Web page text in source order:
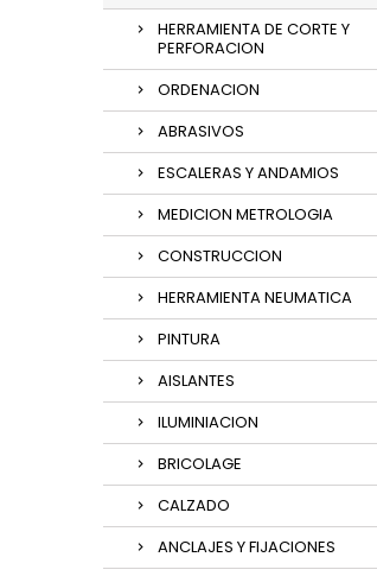
HERRAMIENTA DE CORTE Y
PERFORACION
ORDENACION
ABRASIVOS
ESCALERAS Y ANDAMIOS
MEDICION METROLOGIA
CONSTRUCCION
HERRAMIENTA NEUMATICA
PINTURA
AISLANTES
ILUMINIACION
BRICOLAGE
CALZADO
ANCLAJES Y FIJACIONES